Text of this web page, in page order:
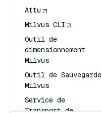
Attu
Milvus CLI
Outil de
dimensionnement
Milvus
Outil de Sauvegarde
Milvus
Service de
Transport de